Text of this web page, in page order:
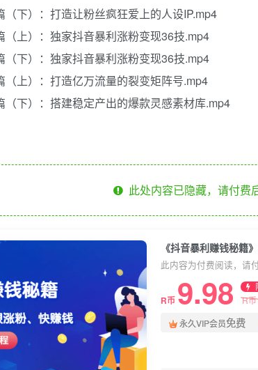
（下）：打造让粉丝疯狂爱上的人设IP.mp4
（上）：独家抖音暴利涨粉变现36技.mp4
（下）：独家抖音暴利涨粉变现36技.mp4
（上）：打造亿万流量的裂变矩阵号.mp4
（下）：搭建稳定产出的爆款灵感素材库.mp4
此处内容已隐藏，请付费
此内容为付费阅读，请
R币 9.98 R币
永久VIP会员免费